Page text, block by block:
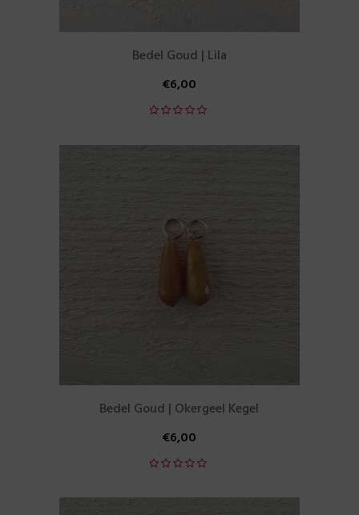
Bedel Goud | Lila
€6,00
Bedel Goud | Okergeel Kegel
€6,00